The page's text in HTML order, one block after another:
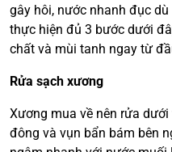
gây hôi, nước nhanh đục
thực hiện đủ 3 bước dưới
chất và mùi tanh ngay từ
Rửa sạch xương
Xương mua về nên rửa
đông và vụn bẩn bám bên